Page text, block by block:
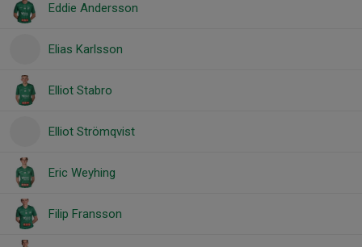
Eddie Andersson
Elias Karlsson
Elliot Stabro
Elliot Strömqvist
Eric Weyhing
Filip Fransson